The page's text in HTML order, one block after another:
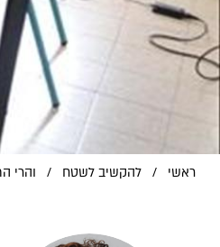
ראשי / להקשיב לשטח / והרי